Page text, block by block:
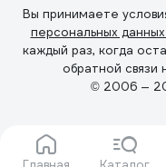
Вы принимаете
персональных данных
каждый раз, когда
обратной связи
© 2006 —